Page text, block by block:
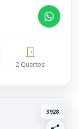
2 Quartos
3928